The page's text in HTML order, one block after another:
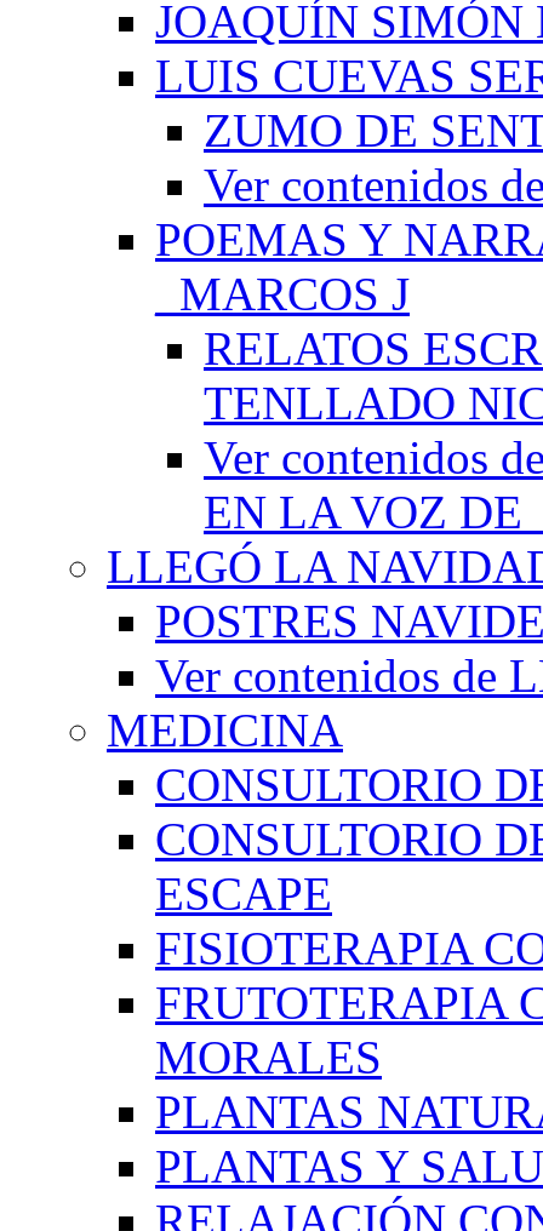
JOAQUÍN SIMÓN
LUIS CUEVAS
ZUMO DE
Ver contenidos
POEMAS Y
_MARCOS J
RELATOS
TENLLADO
Ver contenidos
EN LA VOZ DE
LLEGÓ LA
POSTRES
Ver contenidos de
MEDICINA
CONSULTORIO
CONSULTORIO
ESCAPE
FISIOTERAPIA
FRUTOTERAPIA
MORALES
PLANTAS
PLANTAS Y
RELAJACIÓN